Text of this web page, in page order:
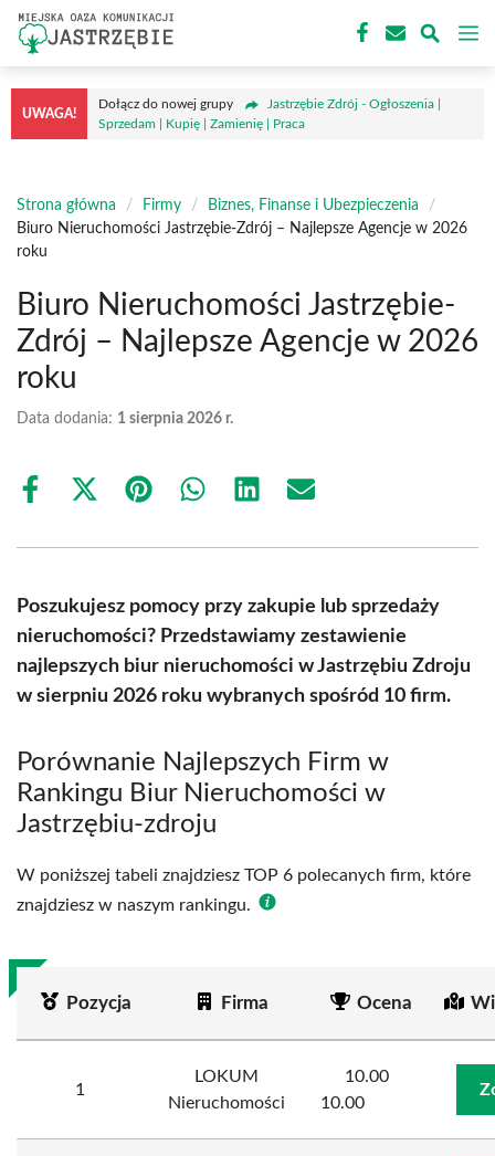
Przejdź
treści
UWAGA!
Dołącz do nowej grupy
Jastrzębie Zdrój - Ogłoszenia |
Sprzedam | Kupię | Zamienię | Praca
Strona główna / Firmy / Biznes, Finanse i Ubezpieczenia
/
Biuro Nieruchomości Jastrzębie-Zdrój – Najlepsze Agencje w 2026
roku
Biuro Nieruchomości Jastrzębie-
Zdrój – Najlepsze Agencje w 2026
roku
Data dodania: 1 sierpnia 2026 r.
Share
Share
(Twitter)
Share Share Share Share
Poszukujesz pomocy przy zakupie lub sprzedaży
nieruchomości? Przedstawiamy zestawienie
najlepszych biur nieruchomości w Jastrzębiu Zdroju
w sierpniu 2026 roku wybranych spośród 10 firm.
Porównanie Najlepszych Firm w
Rankingu Biur Nieruchomości w
Jastrzębiu-zdroju
W poniższej tabeli znajdziesz TOP 6 polecanych firm, które
znajdziesz w naszym rankingu.
Pozycja Firma Ocena
1
LOKUM
Nieruchomości
10.00
10.00